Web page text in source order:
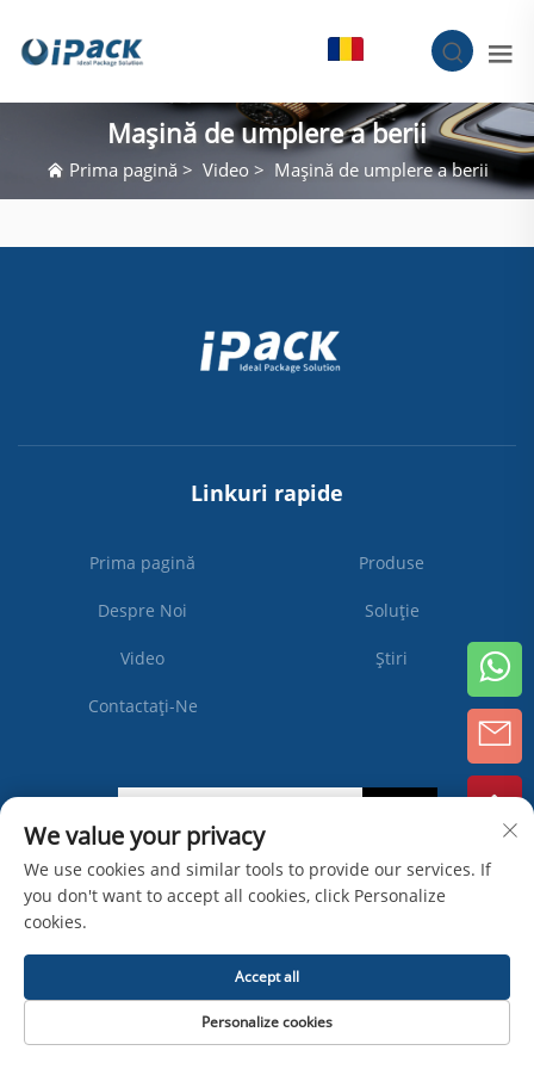
Mașină de umplere a berii
Prima pagină> Video> Mașină de umplere a berii
Linkuri rapide
Prima pagină Produse
Despre Noi Soluție
Video Știri
Contactați-Ne
Drepturi de autor © Zhangjiagang Ipack Machine Co., Ltd - Politica de
We value your privacy
We use cookies and similar tools to provide our services. If
you don't want to accept all cookies, click Personalize
cookies.
Personalize cookies
Accept all